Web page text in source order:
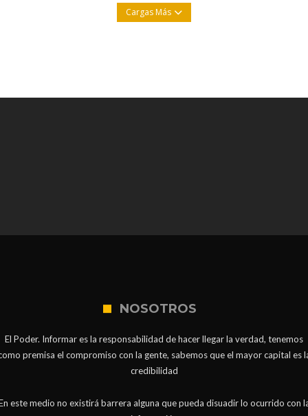
Cargas Más
NOSOTROS
El Poder. Informar es la responsabilidad de hacer llegar la verdad, tenemos
premisa el compromiso con la gente, sabemos que el mayor capital es
credibilidad
este medio no existirá barrera alguna que pueda disuadir lo ocurrido con